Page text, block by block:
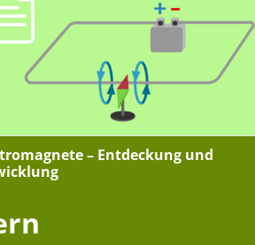
– Entdeckung und